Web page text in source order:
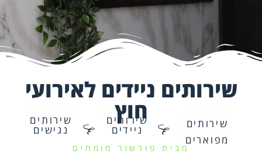
שירותים ניידים לאירועי
חוץ
שירותים
מפוארים
שירותים
ניידים
שירותים
נגישים
מבית פורשור מומחים